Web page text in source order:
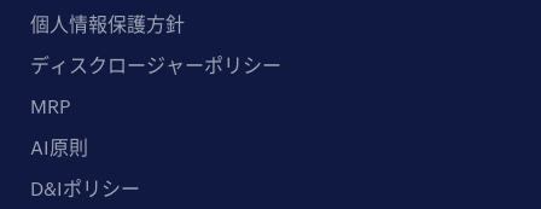
個人情報保護方針
ディスクロージャーポリシー
MRP
AI原則
D&Iポリシー